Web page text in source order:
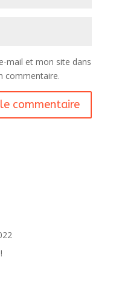
mail et mon site dans
commentaire.